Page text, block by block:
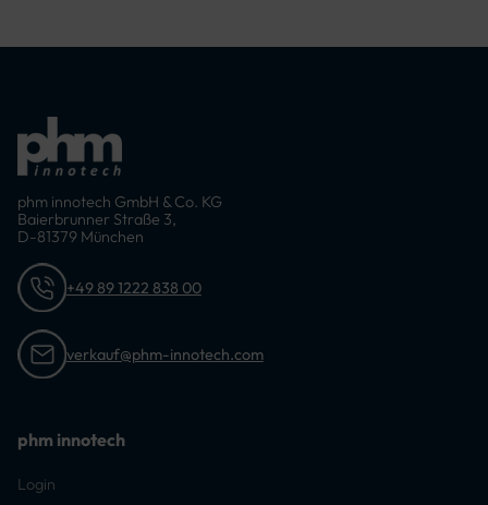
phm innotech GmbH & Co. KG
Baierbrunner Straße 3,
D-81379 München
+49 89 1222 838 00
verkauf@phm-innotech.com
phm innotech
Login